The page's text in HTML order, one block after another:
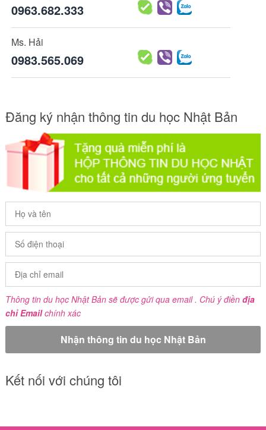
0963.682.333
Ms. Hải
0983.565.069
Đăng ký nhận thông tin du học Nhật Bản
Thông tin du học Nhật Bản sẽ được gửi qua email . Chú ý điền địa
chỉ Emailchính xác
Kết nối với chúng tôi